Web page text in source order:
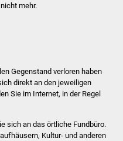
Schulentwicklung Bizet
Sanierung Hallenbad
mehr.
Gegenstand verloren haben
direkt an den jeweiligen
Sie im Internet, in der Regel
sich an das örtliche Fundbüro.
Kultur- und anderen